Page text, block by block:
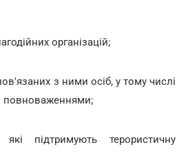
організацій;
з ними осіб, у тому числі
підтримують терористичну